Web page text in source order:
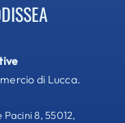
di Lucca.
8, 55012,